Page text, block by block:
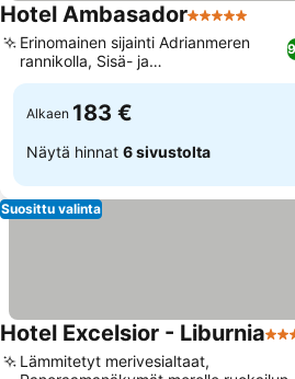
Hotel Ambasador5
Erinomainen sijainti Adrianmeren
rannikolla, Sisä- ja
ulkosuolavesialtaat
Alkaen 183 €
Näytä hinnat 6 sivustolta
Suosittu valinta
Hotel Excelsior - Liburnia4
Lämmitetyt merivesialtaat,